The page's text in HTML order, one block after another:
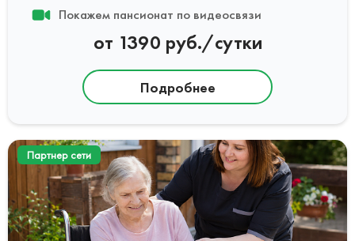
Покажем пансионат по видеосвязи
от 1390 руб./сутки
Подробнее
Партнер сети